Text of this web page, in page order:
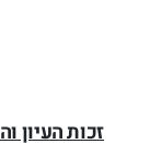
זכות העיון